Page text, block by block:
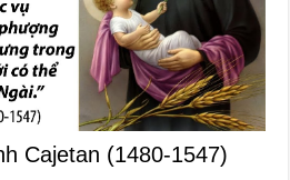
Cajetan (1480-1547)